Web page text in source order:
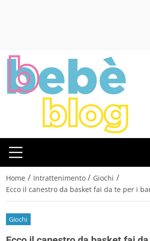
Home / Intrattenimento / Giochi /
Ecco il canestro da basket fai da te per i
Giochi